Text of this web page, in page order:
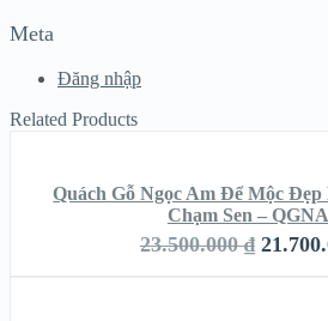
Meta
Đăng nhập
Related Products
QUICK LOOK
Quách Gỗ Ngọc Am Để Mộc Đẹp
Chạm Sen –
23.500.000₫